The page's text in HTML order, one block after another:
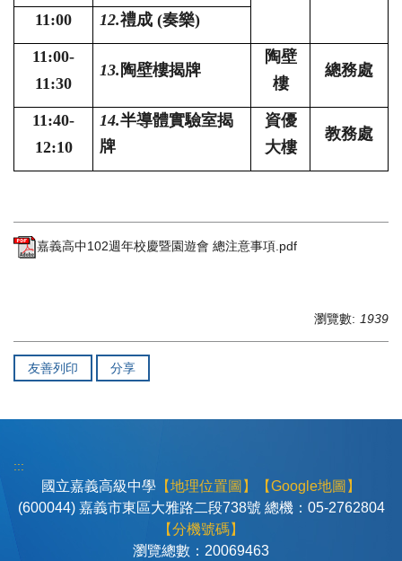
11:00 12.禮成 (奏樂)
11:00-
11:30
13. 陶壁樓揭牌
陶壁
樓
總務處
11:40-
12:10
14.半導體實驗室揭
牌
資優
大樓
教務處
嘉義高中102週年校慶暨園遊會 總注意事項.pdf
瀏覽數: 1939
友善列印 分享
:::
國立嘉義高級中學 【地理位置圖】
【Google地圖】
(600044) 嘉義市東區大雅路二段738號 總機：05-2762804
【分機號碼】
瀏覽總數： 20069463